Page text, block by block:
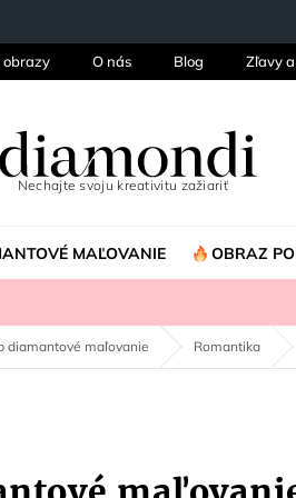
O nás Blog Zľavy
MAĽOVANIE OBRAZ
diamantové maľovanie Romantika